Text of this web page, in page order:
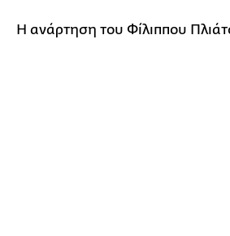
Η ανάρτηση του Φίλιππου